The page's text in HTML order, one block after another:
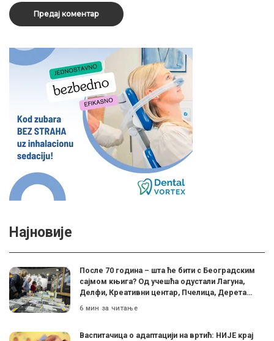
Најновије
После 70 година – шта ће бити с Београдским
сајмом књига? Од учешћа одустали Лагуна,
Делфи, Креативни центар, Пчелица, Дерета…
6 мин за читање
Васпитачица о адаптацији на вртић: НИЈЕ крај